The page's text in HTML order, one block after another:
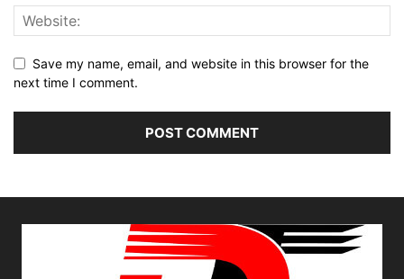
Save my name, email, and website in this browser for the
next time I comment.